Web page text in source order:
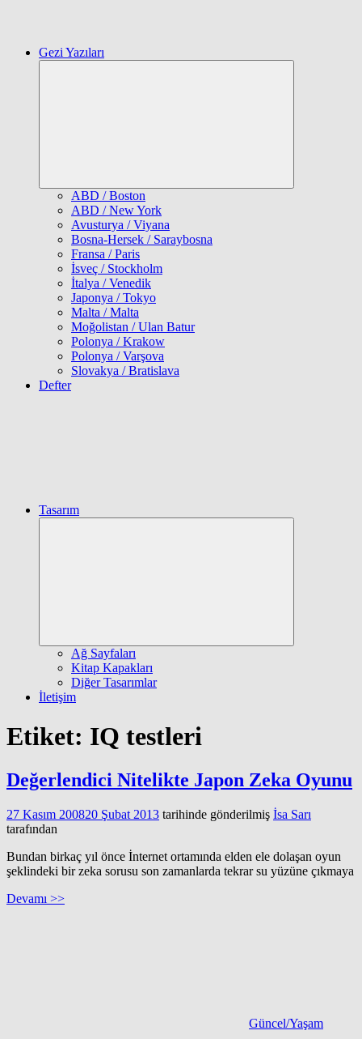
Gezi Yazıları
ABD / Boston
ABD / New York
Avusturya / Viyana
Bosna-Hersek / Saraybosna
Fransa / Paris
İsveç / Stockholm
İtalya / Venedik
Japonya / Tokyo
Malta / Malta
Moğolistan / Ulan Batur
Polonya / Krakow
Polonya / Varşova
Slovakya / Bratislava
Defter
Tasarım
Ağ Sayfaları
Kitap Kapakları
Diğer Tasarımlar
İletişim
Etiket: IQ testleri
Değerlendici Nitelikte Japon Zeka Oyunu
27 Kasım 200820 Şubat 2013 tarihinde gönderilmiş İsa Sarı
tarafından
Bundan birkaç yıl önce İnternet ortamında elden ele dolaşan oyun
şeklindeki bir zeka sorusu son zamanlarda tekrar su yüzüne çıkmaya
Devamı >>
Güncel/Yaşam